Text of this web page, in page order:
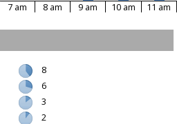
7 am 8 am 9 am 10 am 11 am
8
6
3
2